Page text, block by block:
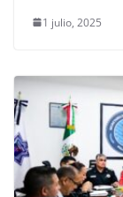
1 julio, 2025